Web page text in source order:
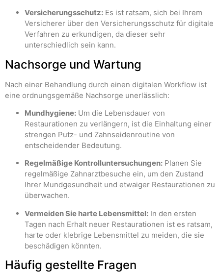
Versicherungsschutz: Es ist ratsam, sich bei Ihrem
Versicherer über den Versicherungsschutz für digitale
Verfahren zu erkundigen, da dieser sehr
unterschiedlich sein kann.
Nachsorge und Wartung
Nach einer Behandlung durch einen digitalen Workflow ist
eine ordnungsgemäße Nachsorge unerlässlich:
Mundhygiene: Um die Lebensdauer von
Restaurationen zu verlängern, ist die Einhaltung einer
strengen Putz- und Zahnseidenroutine von
entscheidender Bedeutung.
Regelmäßige Kontrolluntersuchungen: Planen Sie
regelmäßige Zahnarztbesuche ein, um den Zustand
Ihrer Mundgesundheit und etwaiger Restaurationen zu
überwachen.
Vermeiden Sie harte Lebensmittel: In den ersten
Tagen nach Erhalt neuer Restaurationen ist es ratsam,
harte oder klebrige Lebensmittel zu meiden, die sie
beschädigen könnten.
Häufig gestellte Fragen